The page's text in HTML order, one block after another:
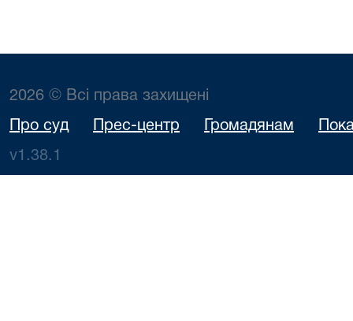
2026 © Всі права захищені
Про суд Прес-центр Громадянам
v1.38.1